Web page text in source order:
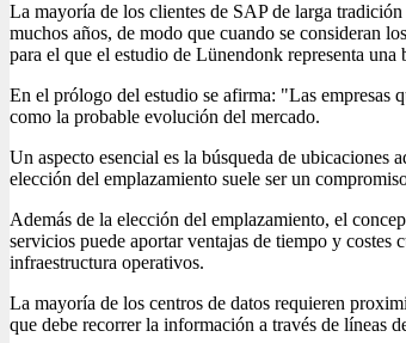
La mayoría de los clientes de SAP de larga
muchos años, de modo que cuando se consideran
para el que el estudio de Lünendonk representa una
En el prólogo del estudio se afirma: "Las empresas
como la probable evolución del mercado.
Un aspecto esencial es la búsqueda de
elección del emplazamiento suele ser un
Además de la elección del emplazamiento, el
servicios puede aportar ventajas de tiempo y costes
infraestructura operativos.
La mayoría de los centros de datos requieren
que debe recorrer la información a través de líneas